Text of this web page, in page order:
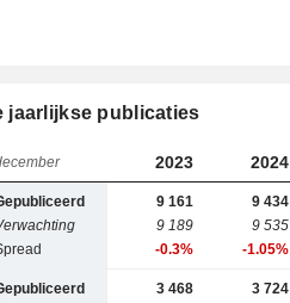
jaarlijkse publicaties
2023 2024
9 161
9 189
-0.3%
9 434
9 535
-1.05%
3 468
3 724